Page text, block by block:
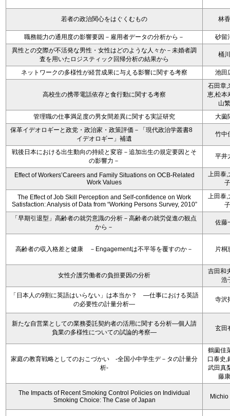
若者の政治関心をはぐくむもの 林
職務能力の通用度の影響要因－雇用者データの分析から－
砂留
異性との交際が不活発な男性・女性はどのような人々か－未婚者調
査を用いたロジスティック回帰分析の結果から
桶
ネットワークの多様性が経営成果に与える影響に関する考察 池田
高校生の携帯電話依存と食行動に関する考察
石田章,
恵,松本
山
管理職の仕事満足度の男女間差異に関する実証研究
大薗
保革イデオロギーと政党・政治家・政策評価－「現代政治学叢書8
イデオロギー」補遺
竹中
戦後日本における出生動向の持続と変容－追加出生の規定要因とそ
の影響力－
平井
Effect of Workers’Careers and Family Situations on OCB-Related
Work Values
上田泰,
子
The Effect of Job Skill Perception and Self-confidence on Work
Satisfaction: Analysis of Data from “Working Persons Survey, 2010”
上田泰,
子
「早期引退型」高齢者の就労意識の分析－高齢者の就労促進の観点
から－
佐藤
高齢者の収入格差と健康 －Engagementは不平等を覆すのか－ 片桐
女性介護労働者の負担要因の分析
吉田和
浩
「日本人の9割に英語はいらない」は本当か？ ―仕事における英語
の必要性の計量分析―
寺沢
新たな自営業としての業務委託契約者の活用に関する分析―個人請
負業の多様性についての試論的考察―
玄田
家庭の教育戦略としてのおこづかい -全国小中学生デ－タの計量分
析-
鶴薗佳
口泰史,
武田真
藤
The Impacts of Recent Smoking Control Policies on Individual
Smoking Choice: The Case of Japan
Michio